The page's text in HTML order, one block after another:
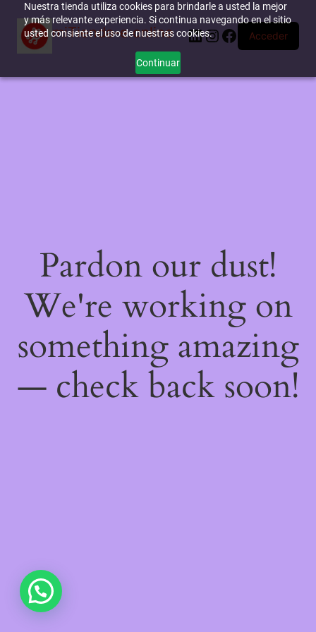
Nuestra tienda utiliza cookies para brindarle a usted la mejor
y más relevante experiencia. Si continua navegando en el sitio
usted consiente el uso de nuestras cookies.
Continuar
miTienda-e.online LinkedIn
Instagram
Facebook
Acceder
Pardon our dust!
We're working on
something amazing
— check back soon!